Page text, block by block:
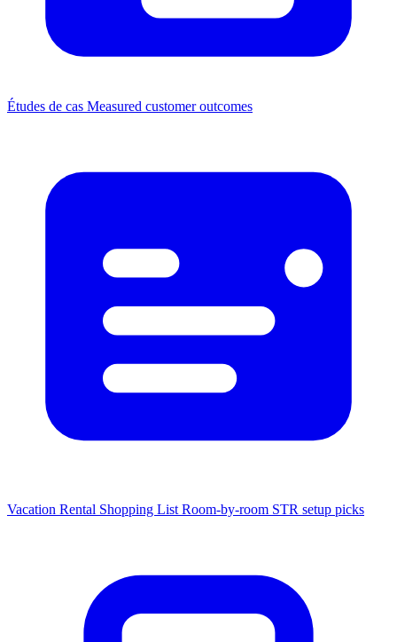
Études de cas Measured customer outcomes
Vacation Rental Shopping List Room-by-room STR setup picks